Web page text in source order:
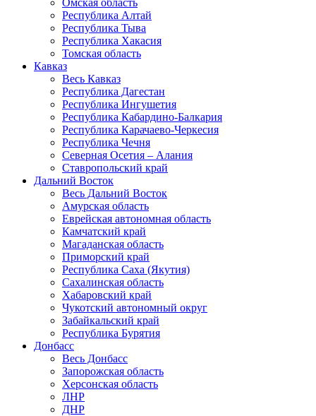
Омская область
Республика Алтай
Республика Тыва
Республика Хакасия
Томская область
Кавказ
Весь Кавказ
Республика Дагестан
Республика Ингушетия
Республика Кабардино-Балкария
Республика Карачаево-Черкесия
Республика Чечня
Северная Осетия – Алания
Ставропольский край
Дальний Восток
Весь Дальний Восток
Амурская область
Еврейская автономная область
Камчатский край
Магаданская область
Приморский край
Республика Саха (Якутия)
Сахалинская область
Хабаровский край
Чукотский автономный округ
Забайкальский край
Республика Бурятия
Донбасс
Весь Донбасс
Запорожская область
Херсонская область
ЛНР
ДНР